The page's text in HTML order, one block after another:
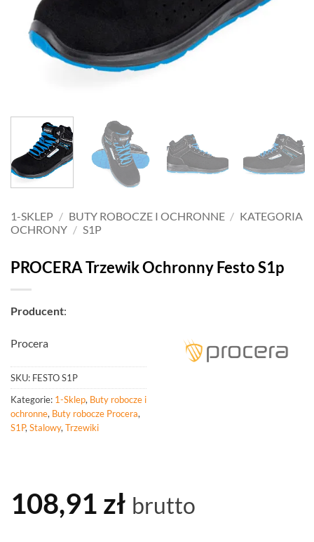
1-SKLEP / BUTY ROBOCZE I OCHRONNE / KATEGORIA
OCHRONY / S1P
PROCERA Trzewik Ochronny Festo S1p
Producent:
Procera
SKU: FESTO S1P
Kategorie: 1-Sklep, Buty robocze i
ochronne, Buty robocze Procera,
S1P, Stalowy, Trzewiki
108,91 zł brutto